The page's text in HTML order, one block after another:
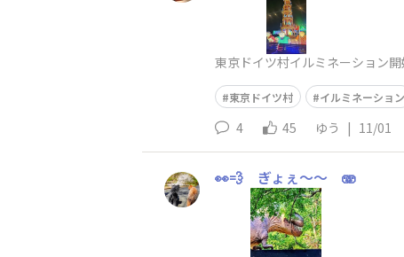
東京ドイツ村イルミネーション開
東京ドイツ村 イルミネーション
4 45 ゆう | 11/01
👀💨 ぎょぇ〜〜 🫨